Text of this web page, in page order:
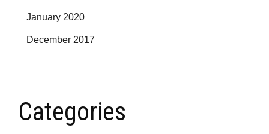
January 2020
December 2017
Categories